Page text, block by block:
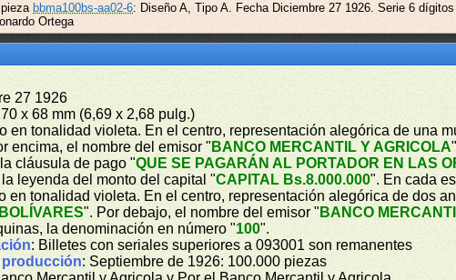
bbma100bs-aa02-6: Diseño A, Tipo A. Fecha Diciembre 27 1926. Serie 6 dígitos
Ortega
27 1926
x 68 mm (6,69 x 2,68 pulg.)
en tonalidad violeta. En el centro, representación alegórica de una
encima, el nombre del emisor " BANCO MERCANTIL Y AGRICOLA
cláusula de pago "QUE SE PAGARÁN AL PORTADOR EN LAS
leyenda del monto del capital "CAPITAL Bs.8.000.000". En cada
en tonalidad violeta. En el centro, representación alegórica de dos
". Por debajo, el nombre del emisor " BANCO
la denominación en número "100".
: Billetes con seriales superiores a 093001 son remanentes
producción: Septiembre de 1926: 100.000 piezas